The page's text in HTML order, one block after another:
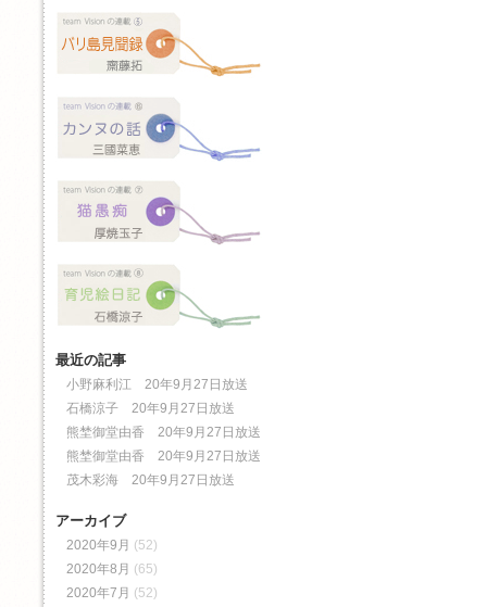
最近の記事
小野麻利江 20年9月27日放送
石橋涼子 20年9月27日放送
熊埜御堂由香 20年9月27日放送
熊埜御堂由香 20年9月27日放送
茂木彩海 20年9月27日放送
アーカイブ
2020年9月 (52)
2020年8月 (65)
2020年7月 (52)